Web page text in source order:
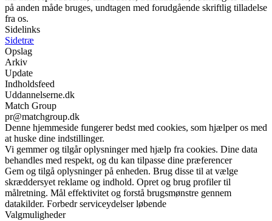
på anden måde bruges, undtagen med forudgående skriftlig tilladelse
fra os.
Sidelinks
Sidetræ
Opslag
Arkiv
Update
Indholdsfeed
Uddannelserne.dk
Match Group
pr@matchgroup.dk
Denne hjemmeside fungerer bedst med cookies, som hjælper os med
at huske dine indstillinger.
Vi gemmer og tilgår oplysninger med hjælp fra cookies. Dine data
behandles med respekt, og du kan tilpasse dine præferencer
Gem og tilgå oplysninger på enheden. Brug disse til at vælge
skræddersyet reklame og indhold. Opret og brug profiler til
målretning. Mål effektivitet og forstå brugsmønstre gennem
datakilder. Forbedr serviceydelser løbende
Valgmuligheder